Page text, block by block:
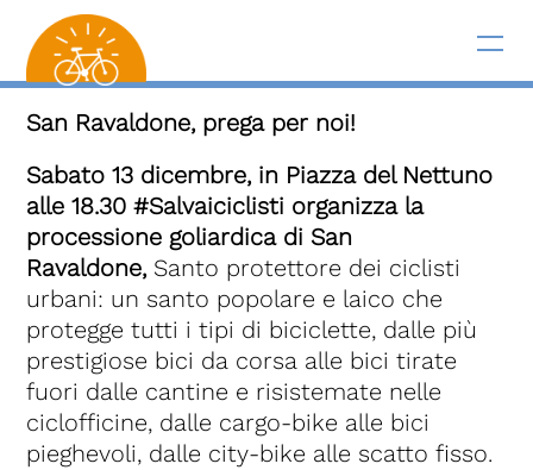
San Ravaldone, prega per noi!
Sabato 13 dicembre, in Piazza del Nettuno
alle 18.30 #Salvaiciclisti organizza la
processione goliardica di San
Ravaldone, Santo protettore dei ciclisti
urbani: un santo popolare e laico che
protegge tutti i tipi di biciclette, dalle più
prestigiose bici da corsa alle bici tirate
fuori dalle cantine e risistemate nelle
ciclofficine, dalle cargo-bike alle bici
pieghevoli, dalle city-bike alle scatto fisso.